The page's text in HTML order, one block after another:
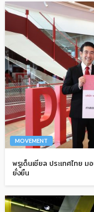
MOVEMENT
พรูเด็นเชียล ประเทศไทย ม
ยั่งยืน